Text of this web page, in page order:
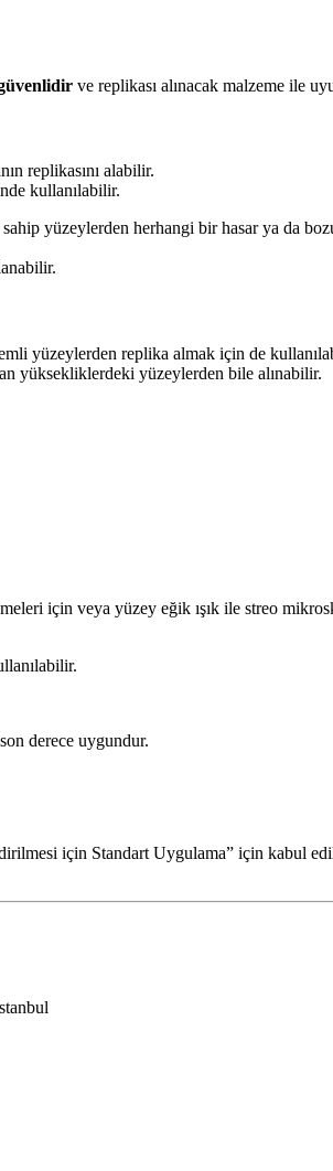
ve replikası alınacak malzeme ile
replikasını alabilir.
kullanılabilir.
yüzeylerden herhangi bir hasar ya da
yüzeylerden replika almak için de
yüksekliklerdeki yüzeylerden bile alınabilir.
için veya yüzey eğik ışık ile streo
derece uygundur.
için Standart Uygulama” için kabul